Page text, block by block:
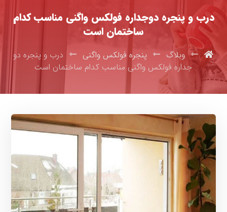
درب و پنجره دوجداره فولکس واگنی مناسب کدام
ساختمان است
وبلاگ پنجره فولکس واگنی
درب و پنجره دو
جداره فولکس واگنی مناسب کدام ساختمان است